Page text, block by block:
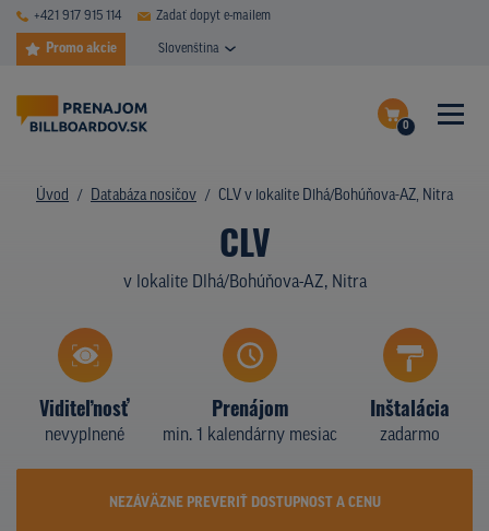
+421 917 915 114 Zadať dopyt e-mailem
Promo akcie Slovenština
0
Dokončiť dopyt
Zobraziť nosiče na mape
DATABÁZA NOSIČOV
PLOCHY V AKCII
TYPY NOSIČOV
Z PRAXE
Úvod Databáza nosičov CLV v lokalite Dlhá/Bohúňova-AZ, Nitra
CLV
v lokalite Dlhá/Bohúňova-AZ, Nitra
Viditeľnosť
nevyplnené
Prenájom
min. 1 kalendárny mesiac
Inštalácia
zadarmo
NEZÁVÄZNE PREVERIŤ DOSTUPNOST A CENU